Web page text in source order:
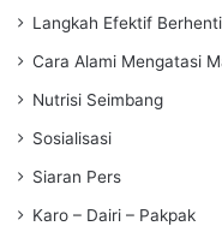
Langkah Efektif
Cara Alami Mengatasi
Nutrisi Seimbang
Sosialisasi
Siaran Pers
Karo – Dairi – Pakpak